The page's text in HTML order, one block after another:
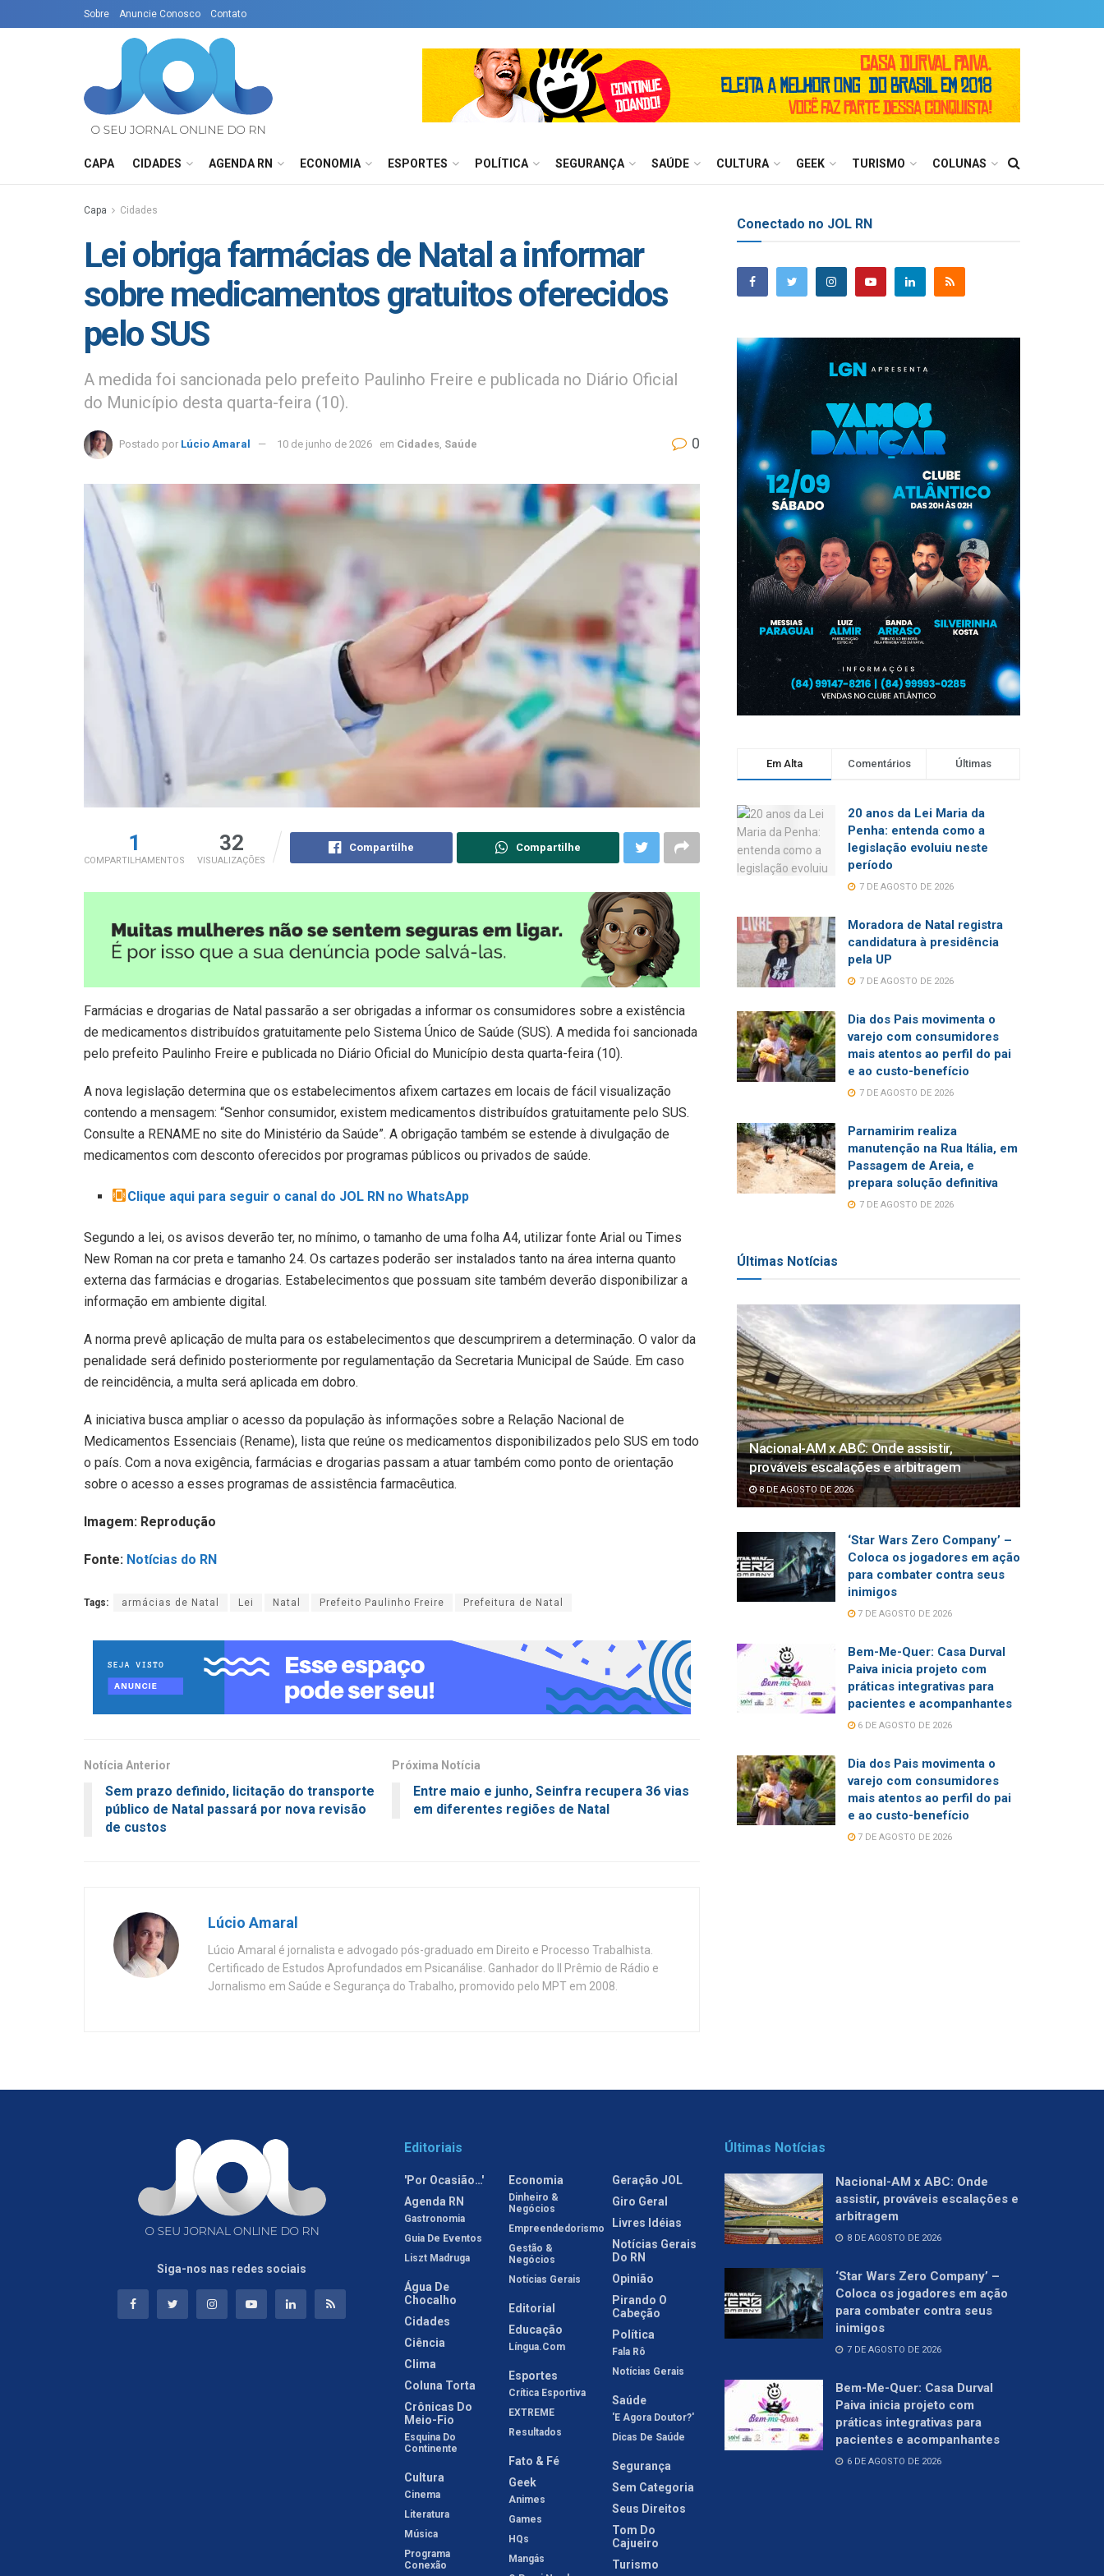
Sobre Anuncie Conosco Contato
CAPA CIDADES AGENDA RN ECONOMIA ESPORTES POLÍTICA SEGURANÇA SAÚDE CULTURA GEEK TURISMO COLUNAS
Capa Cidades
Lei obriga farmácias de Natal a informar
sobre medicamentos gratuitos oferecidos
pelo SUS
A medida foi sancionada pelo prefeito Paulinho Freire e publicada no Diário Oficial
do Município desta quarta-feira (10).
Postado por Lúcio Amaral 10 de junho de 2026 em Cidades Saúde 0
1
COMPARTILHAMENTOS
32
VISUALIZAÇÕES
Compartilhe Compartilhe
Farmácias e drogarias de Natal passarão a ser obrigadas a informar os consumidores sobre a existência
de medicamentos distribuídos gratuitamente pelo Sistema Único de Saúde (SUS). A medida foi sancionada
pelo prefeito Paulinho Freire e publicada no Diário Oficial do Município desta quarta-feira (10).
A nova legislação determina que os estabelecimentos afixem cartazes em locais de fácil visualização
contendo a mensagem: “Senhor consumidor, existem medicamentos distribuídos gratuitamente pelo SUS.
Consulte a RENAME no site do Ministério da Saúde”. A obrigação também se estende à divulgação de
medicamentos com desconto oferecidos por programas públicos ou privados de saúde.
Clique aqui para seguir o canal do JOL RN no WhatsApp
Segundo a lei, os avisos deverão ter, no mínimo, o tamanho de uma folha A4, utilizar fonte Arial ou Times
New Roman na cor preta e tamanho 24. Os cartazes poderão ser instalados tanto na área interna quanto
externa das farmácias e drogarias. Estabelecimentos que possuam site também deverão disponibilizar a
informação em ambiente digital.
A norma prevê aplicação de multa para os estabelecimentos que descumprirem a determinação. O valor da
penalidade será definido posteriormente por regulamentação da Secretaria Municipal de Saúde. Em caso
de reincidência, a multa será aplicada em dobro.
A iniciativa busca ampliar o acesso da população às informações sobre a Relação Nacional de
Medicamentos Essenciais (Rename), lista que reúne os medicamentos disponibilizados pelo SUS em todo
o país. Com a nova exigência, farmácias e drogarias passam a atuar também como ponto de orientação
sobre o acesso a esses programas de assistência farmacêutica.
Imagem: Reprodução
Fonte: Notícias do RN
Tags: armácias de Natal Lei Natal Prefeito Paulinho Freire Prefeitura de Natal
Notícia Anterior
Sem prazo definido, licitação do transporte
público de Natal passará por nova revisão
de custos
Próxima Notícia
Entre maio e junho, Seinfra recupera 36 vias
em diferentes regiões de Natal
Lúcio Amaral
Lúcio Amaral é jornalista e advogado pós-graduado em Direito e Processo Trabalhista.
Certificado de Estudos Aprofundados em Psicanálise. Ganhador do II Prêmio de Rádio e
Jornalismo em Saúde e Segurança do Trabalho, promovido pelo MPT em 2008.
Conectado no JOL RN
Em Alta Comentários Últimas
20 anos da Lei Maria da
Penha: entenda como a
legislação evoluiu neste
período
7 DE AGOSTO DE 2026
Moradora de Natal registra
candidatura à presidência
pela UP
7 DE AGOSTO DE 2026
Dia dos Pais movimenta o
varejo com consumidores
mais atentos ao perfil do pai
e ao custo-benefício
7 DE AGOSTO DE 2026
Parnamirim realiza
manutenção na Rua Itália, em
Passagem de Areia, e
prepara solução definitiva
7 DE AGOSTO DE 2026
Últimas Notícias
Nacional-AM x ABC: Onde assistir,
prováveis escalações e arbitragem
8 DE AGOSTO DE 2026
‘Star Wars Zero Company’ –
Coloca os jogadores em ação
para combater contra seus
inimigos
7 DE AGOSTO DE 2026
Bem-Me-Quer: Casa Durval
Paiva inicia projeto com
práticas integrativas para
pacientes e acompanhantes
6 DE AGOSTO DE 2026
Dia dos Pais movimenta o
varejo com consumidores
mais atentos ao perfil do pai
e ao custo-benefício
7 DE AGOSTO DE 2026
Siga-nos nas redes sociais
Editoriais
'Por Ocasião…'
Agenda RN
Gastronomia
Guia De Eventos
Liszt Madruga
Água De
Chocalho
Cidades
Ciência
Clima
Coluna Torta
Crônicas Do
Meio-Fio
Esquina Do
Continente
Cultura
Cinema
Literatura
Música
Programa
Conexão
Economia
Dinheiro &
Negócios
Empreendedorismo
Gestão &
Negócios
Notícias Gerais
Editorial
Educação
Língua.com
Esportes
Crítica Esportiva
EXTREME
Resultados
Fato & Fé
Geek
Animes
Games
HQs
Mangás
Geração JOL
Giro Geral
Livres Idéias
Notícias Gerais
Do RN
Opinião
Pirando O
Cabeção
Política
Fala Rô
Notícias Gerais
Saúde
'E Agora Doutor?'
Dicas De Saúde
Segurança
Sem Categoria
Seus Direitos
Tom Do
Cajueiro
Turismo
Últimas Notícias
Nacional-AM x ABC: Onde
assistir, prováveis escalações e
arbitragem
8 DE AGOSTO DE 2026
‘Star Wars Zero Company’ –
Coloca os jogadores em ação
para combater contra seus
inimigos
7 DE AGOSTO DE 2026
Bem-Me-Quer: Casa Durval
Paiva inicia projeto com
práticas integrativas para
pacientes e acompanhantes
6 DE AGOSTO DE 2026